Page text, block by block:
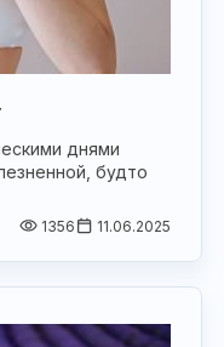
днями
будто
1356 11.06.2025